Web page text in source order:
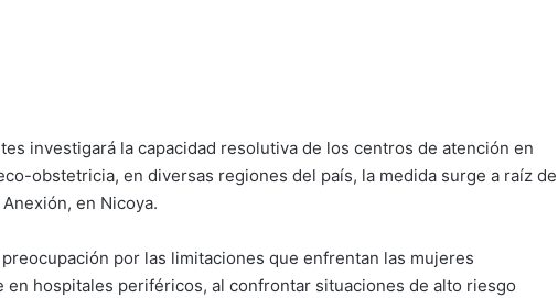
investigará la capacidad resolutiva de los centros de atención en
obstetricia, en diversas regiones del país, la medida surge a raíz de
en Nicoya.
por las limitaciones que enfrentan las mujeres
en hospitales periféricos, al confrontar situaciones de alto riesgo